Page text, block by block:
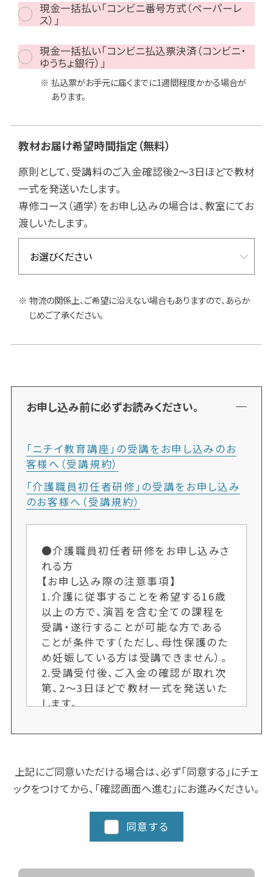
現金一括払い「コンビニ番号方式（ペーパーレ
ス）」
現金一括払い「コンビニ払込票決済（コンビニ・
ゆうちょ銀行）」
払込票がお手元に届くまでに1週間程度かかる場合が
あります。
教材お届け希望時間指定（無料）
原則として、受講料のご入金確認後2～3日ほどで教材
一式を発送いたします。
専修コース（通学）をお申し込みの場合は、教室にてお
渡しいたします。
物流の関係上、ご希望に沿えない場合もありますので、あらか
じめご了承ください。
お申し込み前に必ずお読みください。
「ニチイ教育講座」の受講をお申し込みのお
客様へ（受講規約）
「介護職員初任者研修」の受講をお申し込み
のお客様へ（受講規約）
●介護職員初任者研修をお申し込みさ
れる方
【お申し込み際の注意事項】
1.介護に従事することを希望する16歳
以上の方で、演習を含む全ての課程を
受講・遂行することが可能な方である
ことが条件です（ただし、母性保護のた
め妊娠している方は受講できません）。
2.受講受付後、ご入金の確認が取れ次
第、2〜3日ほどで教材一式を発送いた
します。
数の場合、次回開講までお待ちいただ
はお早めにお願いします。又、人数によ
り開講しない場合もございます。ご了承
ください。
4.クラスにより日程や時間を変更する
場合がございますので、ご了承くださ
加カリキュラム、実習など時間数が異
上記にご同意いただける場合は、必ず「同意する」にチェ
ックをつけてから、「確認画面へ進む」にお進みください。
同意する